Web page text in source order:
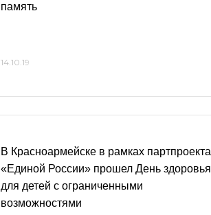
память
14.10.19
В Красноармейске в рамках партпроекта
«Единой России» прошел День здоровья
для детей с ограниченными
возможностями